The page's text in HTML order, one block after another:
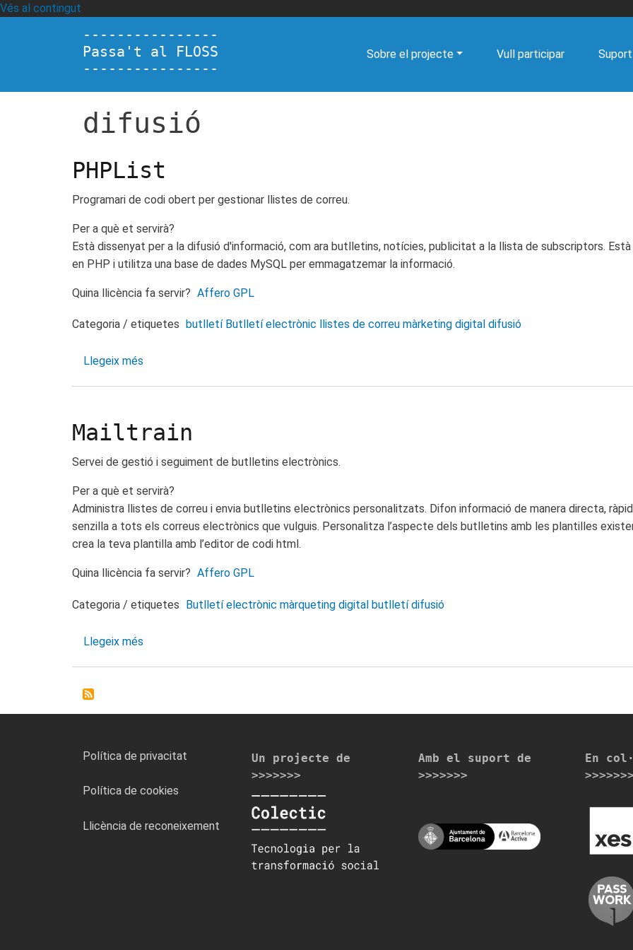
Vés al contingut
----------------
Passa't al FLOSS
----------------
Navegació
Sobre el projecte Vull participar
difusió
PHPList
Programari de codi obert per gestionar llistes de correu.
Per a què et servirà?
Està dissenyat per a la difusió d'informació, com ara butlletins, notícies, publicitat a la llista de subscriptors.
en PHP i utilitza una base de dades MySQL per emmagatzemar la informació.
Quina llicència fa servir? Affero GPL
Categoria / etiquetes butlletí Butlletí electrònic llistes de correu màrketing digital difusió
Llegeix més
Mailtrain
Servei de gestió i seguiment de butlletins electrònics.
Per a què et servirà?
Administra llistes de correu i envia butlletins electrònics personalitzats. Difon informació de manera directa,
senzilla a tots els correus electrònics que vulguis. Personalitza l’aspecte dels butlletins amb les plantilles
crea la teva plantilla amb l’editor de codi html.
Quina llicència fa servir? Affero GPL
Categoria / etiquetes Butlletí electrònic màrqueting digital butlletí difusió
Llegeix més
MENU
Política de privacitat
Política de cookies
Llicència de reconeixement
Un projecte de
>>>>>>>
Amb el suport de
>>>>>>>
En
>>>>>>>